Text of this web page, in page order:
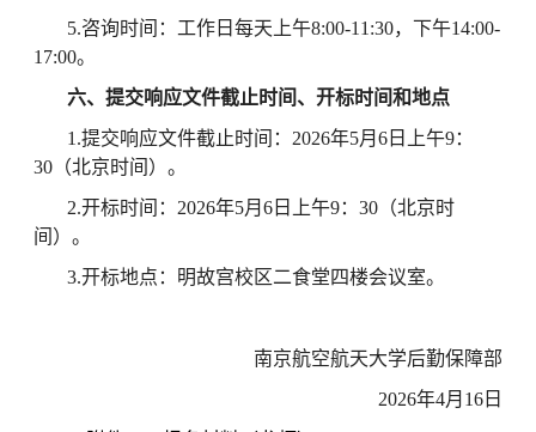
5.咨询时间：工作日每天上午8:00-11:30，下午14:00-
17:00。
六、提交响应文件截止时间、开标时间和地点
1.提交响应文件截止时间： 2026年5月6日上午9：
30（北京时间）。
2.开标时间：2026年5月6日上午9：30（北京时
间）。
3.开标地点：明故宫校区二食堂四楼会议室。
南京航空航天大学后勤保障部
2026年4月16 日